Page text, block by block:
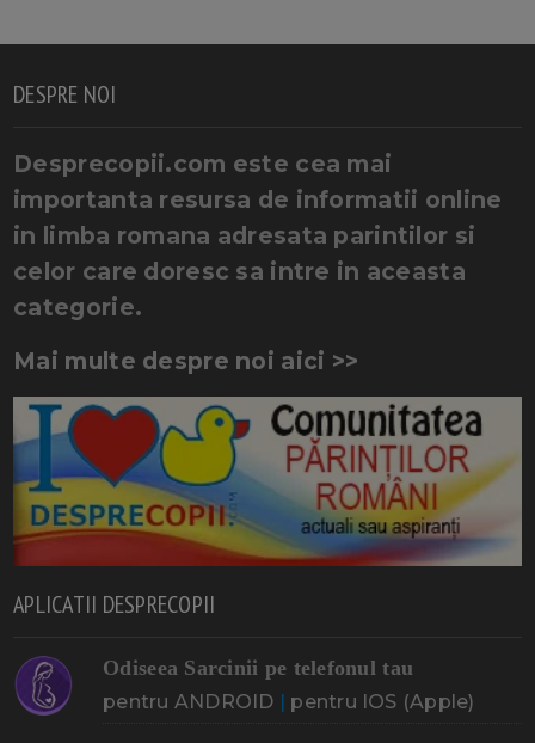
DESPRE NOI
Desprecopii.com este cea mai
importanta resursa de informatii online
in limba romana adresata parintilor si
celor care doresc sa intre in aceasta
categorie.
Mai multe despre noi aici >>
APLICATII DESPRECOPII
Odiseea Sarcinii pe telefonul tau
pentru ANDROID | pentru IOS (Apple)